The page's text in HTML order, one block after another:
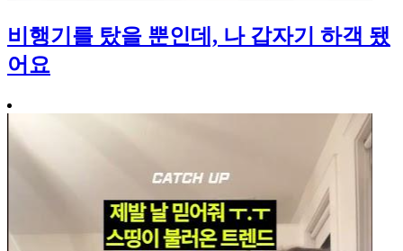
비행기를 탔을 뿐인데, 나 갑자기 하객 됐
어요